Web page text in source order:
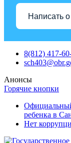
Написать
Skip
8(812) 417-
Анонсы
Горячие кнопки
ребенка в
Нет